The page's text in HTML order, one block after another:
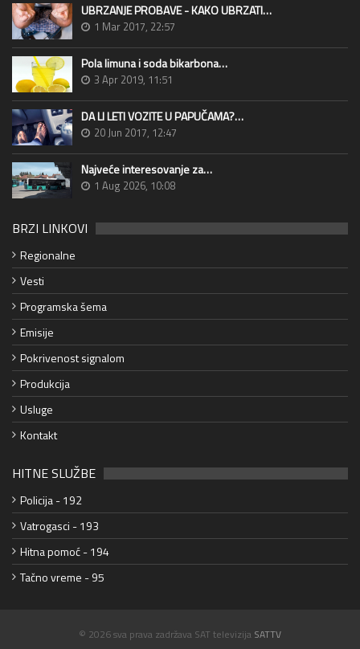
UBRZANJE PROBAVE - KAKO UBRZATI…
1 Mar 2017, 22:57
Pola limuna i soda bikarbona…
3 Apr 2019, 11:51
DA LI LETI VOZITE U PAPUČAMA?…
20 Jun 2017, 12:47
Najveće interesovanje za…
1 Aug 2026, 10:08
BRZI LINKOVI
Regionalne
Vesti
Programska šema
Emisije
Pokrivenost signalom
Produkcija
Usluge
Kontakt
HITNE SLUŽBE
Policija - 192
Vatrogasci - 193
Hitna pomoć - 194
Tačno vreme - 95
© 2026 sva prava zadržava SAT televizija SATTV